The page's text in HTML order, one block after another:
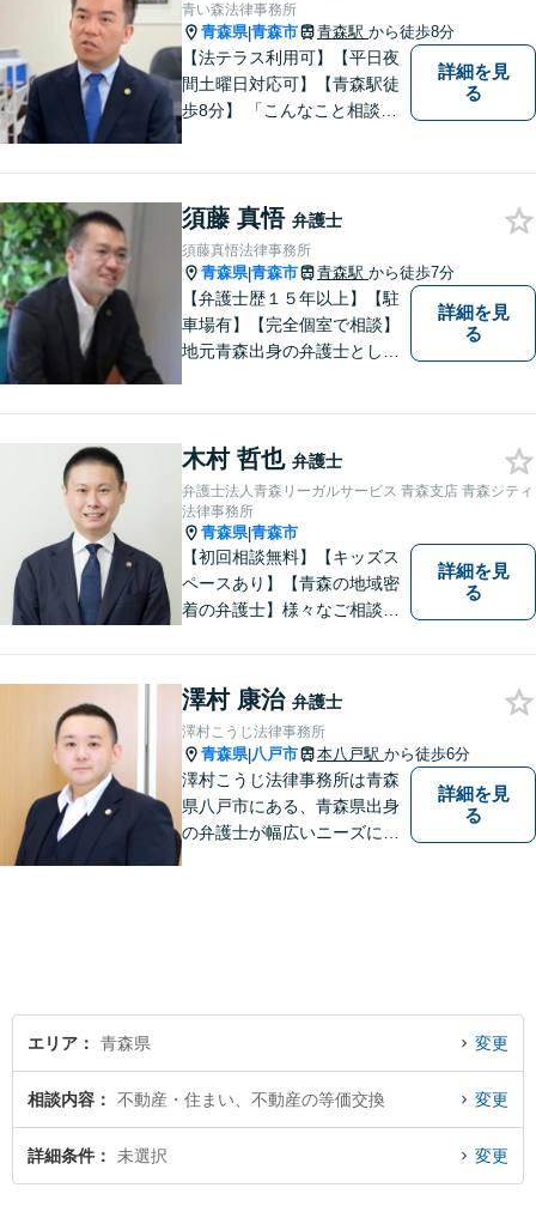
青い森法律事務所
青森県|青森市 青森駅 から徒歩8分
【法テラス利用可】【平日夜
間土曜日対応可】【青森駅徒
歩8分】 「こんなこと相談し
い。 皆様が抱えている問題に
真摯に向き合い、ともに解決
いたします。
詳細を見
る
須藤 真悟 弁護士
須藤真悟法律事務所
青森県|青森市 青森駅 から徒歩7分
【弁護士歴１５年以上】【駐
車場有】【完全個室で相談】
地元青森出身の弁護士とし
に、そして真剣に取り組みま
す。皆様が安心して相談でき
るような雰囲気づくりを行な
っています。
詳細を見
る
木村 哲也 弁護士
弁護士法人青森リーガルサービス 青森支店 青森シティ
法律事務所
青森県|青森市
【初回相談無料】【キッズス
ペースあり】【青森の地域密
着の弁護士】様々なご相談・
詳細を見
る
澤村 康治 弁護士
澤村こうじ法律事務所
青森県|八戸市 本八戸駅 から徒歩6分
澤村こうじ法律事務所は青森
県八戸市にある、青森県出身
の弁護士が幅広いニーズにお
詳細を見
る
エリア 青森県 変更
相談内容 不動産・住まい、不動産の等価交換 変更
詳細条件 未選択 変更